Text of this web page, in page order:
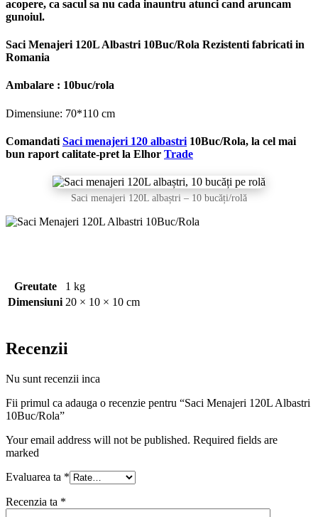
acopere, ca sacul sa nu cada inauntru atunci cand aruncam
gunoiul.
Saci Menajeri 120L Albastri 10Buc/Rola Rezistenti fabricati in
Romania
Ambalare : 10buc/rola
Dimensiune: 70*110 cm
Comandati Saci menajeri 120 albastri 10Buc/Rola, la cel mai
bun raport calitate-pret la Elhor Trade
Saci menajeri 120L albaștri – 10 bucăți/rolă
Greutate
1 kg
Dimensiuni 20 × 10 × 10 cm
Recenzii
Nu sunt recenzii inca
Fii primul ca adauga o recenzie pentru “Saci Menajeri 120L Albastri
10Buc/Rola”
Your email address will not be published. Required fields are
marked
Evaluarea ta *
Recenzia ta *